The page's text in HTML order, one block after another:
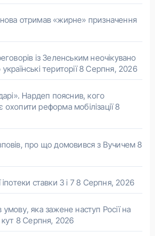
отримав «жирне» призначення
із Зеленським неочікувано
території 8 Серпня, 2026
Нардеп пояснив, кого
реформа мобілізації 8
про що домовився з Вучичем 8
ставки 3 і 7 8 Серпня, 2026
яка зажене наступ Росії на
8 Серпня, 2026